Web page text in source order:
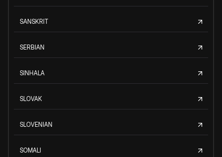
SANSKRIT
SERBIAN
SINHALA
SLOVAK
SLOVENIAN
SOMALI